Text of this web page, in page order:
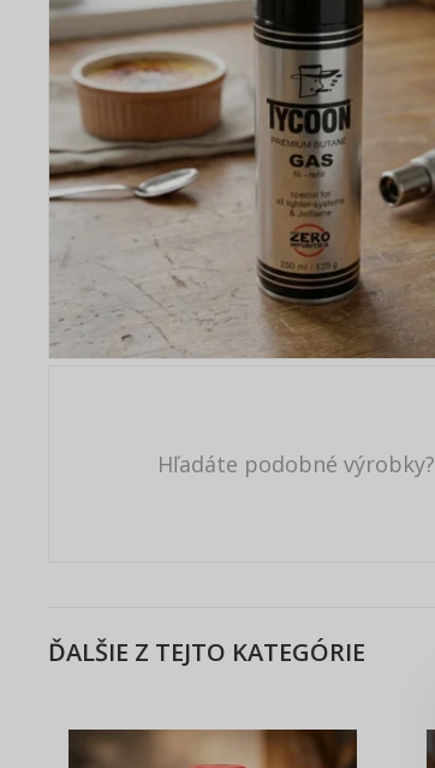
Hľadáte podobné výrobky?
ĎALŠIE Z TEJTO KATEGÓRIE